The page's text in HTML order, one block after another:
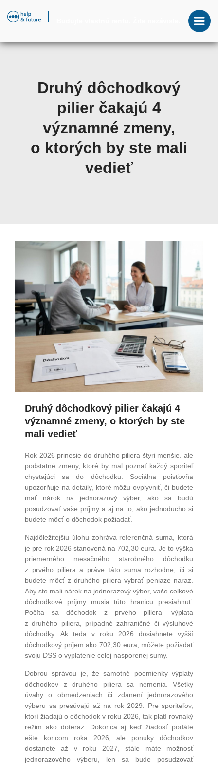
Druhý dôchodkový
pilier čakajú 4
významné zmeny,
o ktorých by ste mali
vedieť
Druhý dôchodkový pilier čakajú 4
významné zmeny, o ktorých by ste
mali vedieť
Rok 2026 prinesie do druhého piliera štyri menšie, ale
podstatné zmeny, ktoré by mal poznať každý sporiteľ
chystajúci sa do dôchodku. Sociálna poisťovňa
upozorňuje na detaily, ktoré môžu ovplyvniť, či budete
mať nárok na jednorazový výber, ako sa budú
posudzovať vaše príjmy a aj na to, ako jednoducho si
budete môcť o dôchodok požiadať.
Najdôležitejšiu úlohu zohráva referenčná suma, ktorá
je pre rok 2026 stanovená na 702,30 eura. Je to výška
priemerného mesačného starobného dôchodku
z prvého piliera a práve táto suma rozhodne, či si
budete môcť z druhého piliera vybrať peniaze naraz.
Aby ste mali nárok na jednorazový výber, vaše celkové
dôchodkové príjmy musia túto hranicu presiahnuť.
Počíta sa dôchodok z prvého piliera, výplata
z druhého piliera, prípadné zahraničné či výsluhové
dôchodky. Ak teda v roku 2026 dosiahnete vyšší
dôchodkový príjem ako 702,30 eura, môžete požiadať
svoju DSS o vyplatenie celej nasporenej sumy.
Dobrou správou je, že samotné podmienky výplaty
dôchodkov z druhého piliera sa nemenia. Všetky
úvahy o obmedzeniach či zdanení jednorazového
výberu sa presúvajú až na rok 2029. Pre sporiteľov,
ktorí žiadajú o dôchodok v roku 2026, tak platí rovnaký
režim ako doteraz. Dokonca aj keď žiadosť podáte
ešte koncom roka 2026, ale ponuky dôchodkov
dostanete až v roku 2027, stále máte možnosť
jednorazového výberu, len sa bude posudzovať